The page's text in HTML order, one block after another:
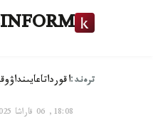
ترەند:اقورداتاعايىنداۋ
18:08, 06 قاراشا 2025